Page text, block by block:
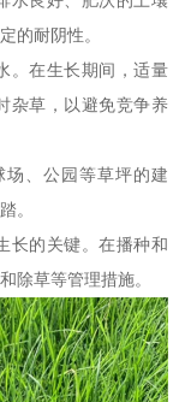
的耐阴性。
。在生长期间，适量
杂草，以避免竞争养
、公园等草坪的建
。
长的关键。在播种和
除草等管理措施。